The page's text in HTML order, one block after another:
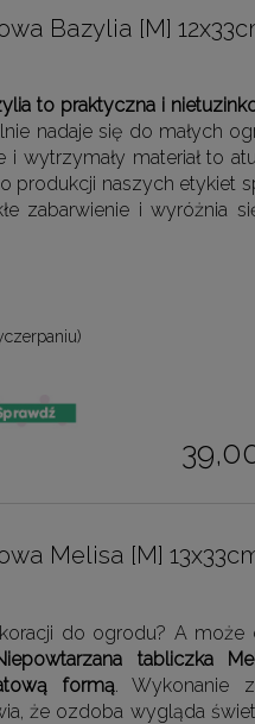
Bazylia [M]
to praktyczna i
nadaje się do małych
i wytrzymały materiał to
produkcji naszych etykiet
zabarwienie i wyróżnia
Melisa [M]
do ogrodu? A może
tabliczka
formą . Wykonanie
że ozdoba wygląda